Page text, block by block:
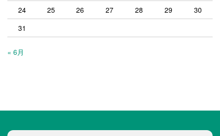
24
25 26 27 28 29
30
31
« 6月